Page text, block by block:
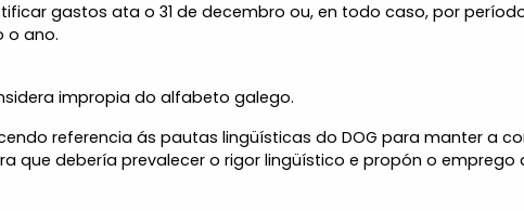
gastos ata o 31 de decembro ou, en todo caso, por
o ano.
impropia do alfabeto galego.
referencia ás pautas lingüísticas do DOG para manter a
que debería prevalecer o rigor lingüístico e propón o